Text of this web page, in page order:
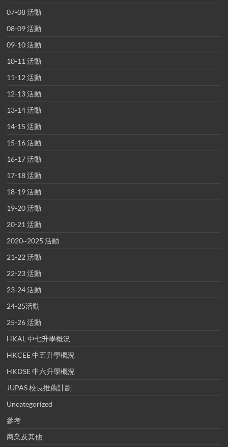
07-08 活動
08-09 活動
09-10 活動
10-11 活動
11-12 活動
12-13 活動
13-14 活動
14-15 活動
15-16 活動
16-17 活動
17-18 活動
18-19 活動
19-20 活動
20-21 活動
2020~2025 活動
21-22 活動
22-23 活動
23-24 活動
24-25活動
25-26 活動
HKAL 中七升學概況
HKCEE 中五升學概況
HKDSE 中六升學概況
JUPAS 校長推薦計劃
Uncategorized
參考
商業及其他